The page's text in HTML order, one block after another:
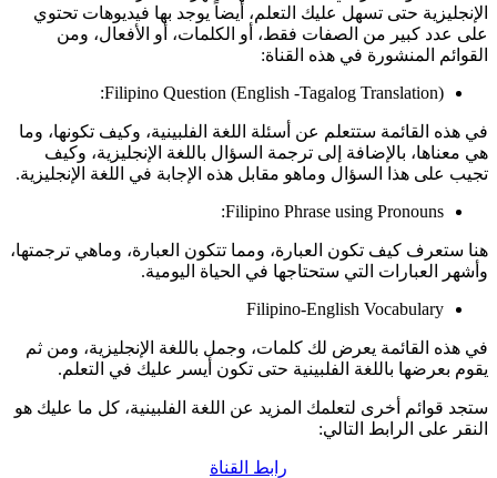
الإنجليزية حتى تسهل عليك التعلم، أيضاً يوجد بها فيديوهات تحتوي
على عدد كبير من الصفات فقط، أو الكلمات، أو الأفعال، ومن
القوائم المنشورة في هذه القناة:
Filipino Question (English -Tagalog Translation):
في هذه القائمة ستتعلم عن أسئلة اللغة الفلبينية، وكيف تكونها، وما
هي معناها، بالإضافة إلى ترجمة السؤال باللغة الإنجليزية، وكيف
تجيب على هذا السؤال وماهو مقابل هذه الإجابة في اللغة الإنجليزية.
Filipino Phrase using Pronouns:
هنا ستعرف كيف تكون العبارة، ومما تتكون العبارة، وماهي ترجمتها،
وأشهر العبارات التي ستحتاجها في الحياة اليومية.
Filipino-English Vocabulary
في هذه القائمة يعرض لك كلمات، وجمل باللغة الإنجليزية، ومن ثم
يقوم بعرضها باللغة الفلبينية حتى تكون أيسر عليك في التعلم.
ستجد قوائم أخرى لتعلمك المزيد عن اللغة الفلبينية، كل ما عليك هو
النقر على الرابط التالي:
رابط القناة